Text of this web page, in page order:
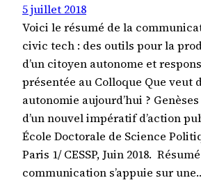
5 juillet 2018
Voici le résumé de la
civic tech : des outils pour la
d’un citoyen autonome et
présentée au Colloque Que veut
autonomie aujourd’hui ?
d’un nouvel impératif d’action
École Doctorale de Science
Paris 1/ CESSP, Juin 2018.
communication s’appuie sur